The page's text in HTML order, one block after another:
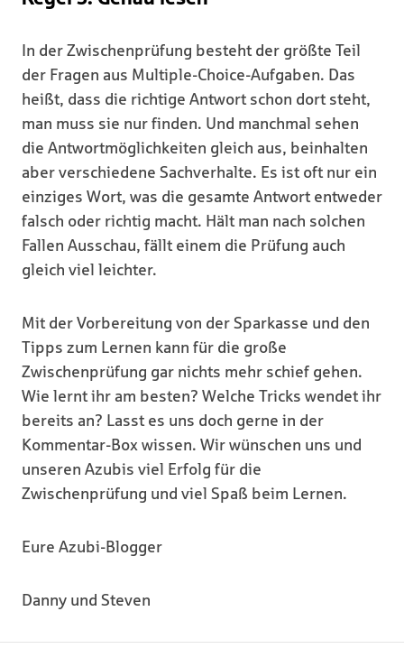
In der Zwischenprüfung besteht der größte Teil
der Fragen aus Multiple-Choice-Aufgaben. Das
heißt, dass die richtige Antwort schon dort steht,
man muss sie nur finden. Und manchmal sehen
die Antwortmöglichkeiten gleich aus, beinhalten
aber verschiedene Sachverhalte. Es ist oft nur ein
einziges Wort, was die gesamte Antwort entweder
falsch oder richtig macht. Hält man nach solchen
Fallen Ausschau, fällt einem die Prüfung auch
gleich viel leichter.
Mit der Vorbereitung von der Sparkasse und den
Tipps zum Lernen kann für die große
Zwischenprüfung gar nichts mehr schief gehen.
Wie lernt ihr am besten? Welche Tricks wendet ihr
bereits an? Lasst es uns doch gerne in der
Kommentar-Box wissen. Wir wünschen uns und
unseren Azubis viel Erfolg für die
Zwischenprüfung und viel Spaß beim Lernen.
Eure Azubi-Blogger
Danny und Steven